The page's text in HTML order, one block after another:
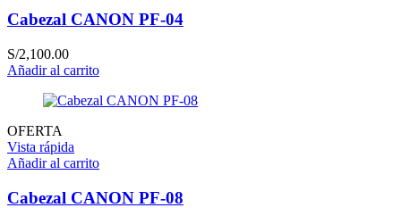
Cabezal CANON PF-04
S/2,100.00
Añadir al carrito
OFERTA
Vista rápida
Añadir al carrito
Cabezal CANON PF-08